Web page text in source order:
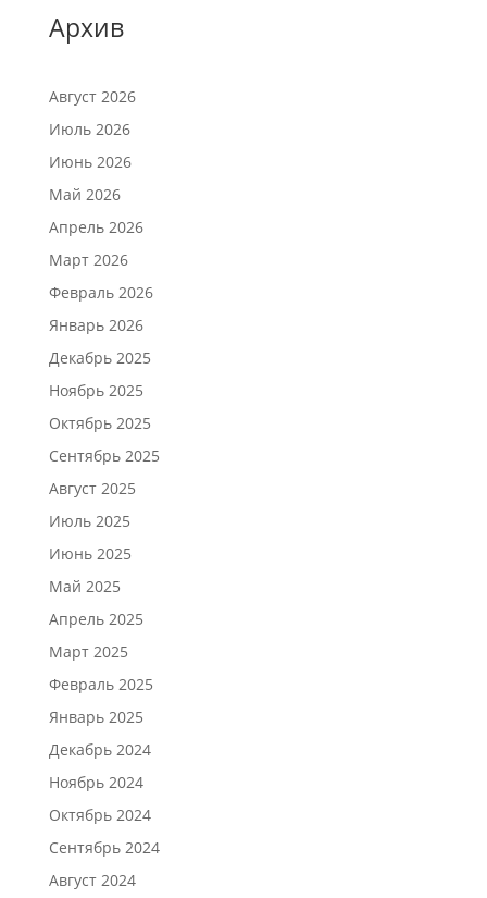
Архив
Август 2026
Июль 2026
Июнь 2026
Май 2026
Апрель 2026
Март 2026
Февраль 2026
Январь 2026
Декабрь 2025
Ноябрь 2025
Октябрь 2025
Сентябрь 2025
Август 2025
Июль 2025
Июнь 2025
Май 2025
Апрель 2025
Март 2025
Февраль 2025
Январь 2025
Декабрь 2024
Ноябрь 2024
Октябрь 2024
Сентябрь 2024
Август 2024